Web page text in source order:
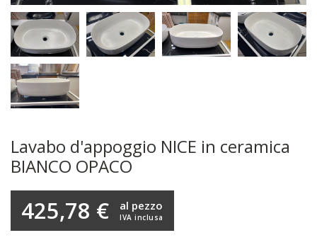
Lavabo d'appoggio NICE in ceramica
BIANCO OPACO
425,78 € IVA inclusa
al pezzo